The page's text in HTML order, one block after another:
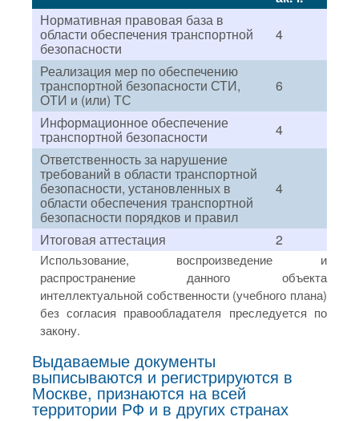
Нормативная правовая база в
области обеспечения транспортной
безопасности
4
Реализация мер по обеспечению
транспортной безопасности СТИ,
ОТИ и (или) ТС
6
Информационное обеспечение
транспортной безопасности
4
Ответственность за нарушение
требований в области транспортной
безопасности, установленных в
области обеспечения транспортной
безопасности порядков и правил
4
Итоговая аттестация 2
Использование, воспроизведение и
распространение данного объекта
интеллектуальной собственности (учебного плана)
без согласия правообладателя преследуется по
закону.
Выдаваемые документы
выписываются и регистрируются в
Москве, признаются на всей
территории РФ и в других странах